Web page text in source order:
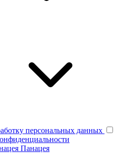
персональных данных
Панацея